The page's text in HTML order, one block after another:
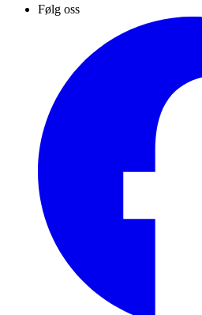
Følg oss